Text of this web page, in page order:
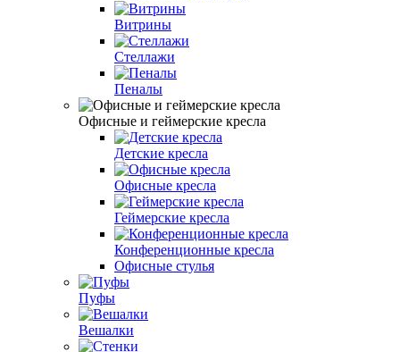
Витрины
Стеллажи
Пеналы
Офисные и геймерские кресла
Детские кресла
Офисные кресла
Геймерские кресла
Конференционные кресла
Офисные стулья
Пуфы
Вешалки